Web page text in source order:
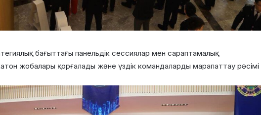
бағыттағы панельдік сессиялар мен сараптамалық
жобалары қорғалады және үздік командаларды марапаттау рәсімі